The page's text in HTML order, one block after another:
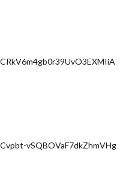
vSQBOVaF7dkZhmVHg